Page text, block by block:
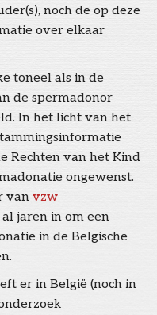
noch de op deze
over elkaar
toneel als in de
de spermadonor
In het licht van het
Rechten van het Kind
ongewenst.
van vzw
al jaren in om een
in de Belgische
er in België (noch in